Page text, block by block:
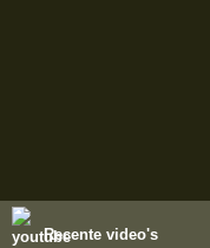
Recente video's